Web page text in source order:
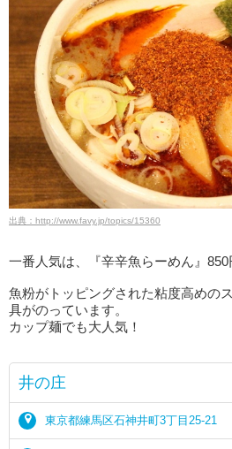
出典：http://www.favy.jp/topics/15360
一番人気は、『辛辛魚らーめん』850
魚粉がトッピングされた粘度高めの
具がのっています。
カップ麺でも大人気！
井の庄
東京都練馬区石神井町3丁目25-21